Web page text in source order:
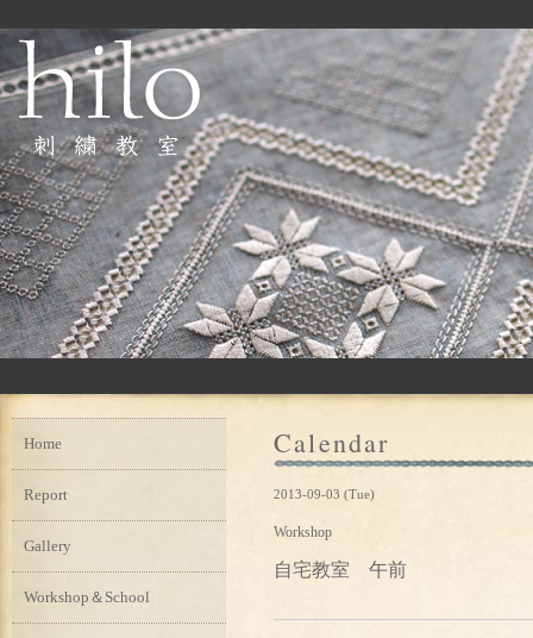
Calendar
2013-09-03 (Tue)
Workshop
自宅教室 午前
Home
Report
Gallery
Workshop＆School